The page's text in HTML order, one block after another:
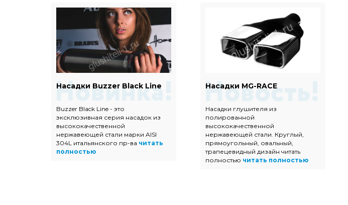
Насадки Buzzer Black Line
Buzzer Black Line - это
эксклюзивная серия насадок из
высококачественной
нержавеющей стали марки AISI
304L итальянского пр-ва читать
полностью
Насадки MG-RACE
Насадки глушителя из
полированной
высококачественной
нержавеющей стали. Круглый,
прямоугольный, овальный,
трапецевидный дизайн читать
полностью читать полностью